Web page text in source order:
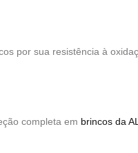
por sua resistência à
completa em brincos da